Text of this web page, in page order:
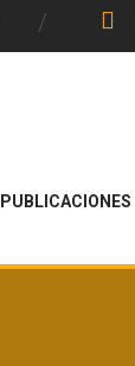
PUBLICACIONES